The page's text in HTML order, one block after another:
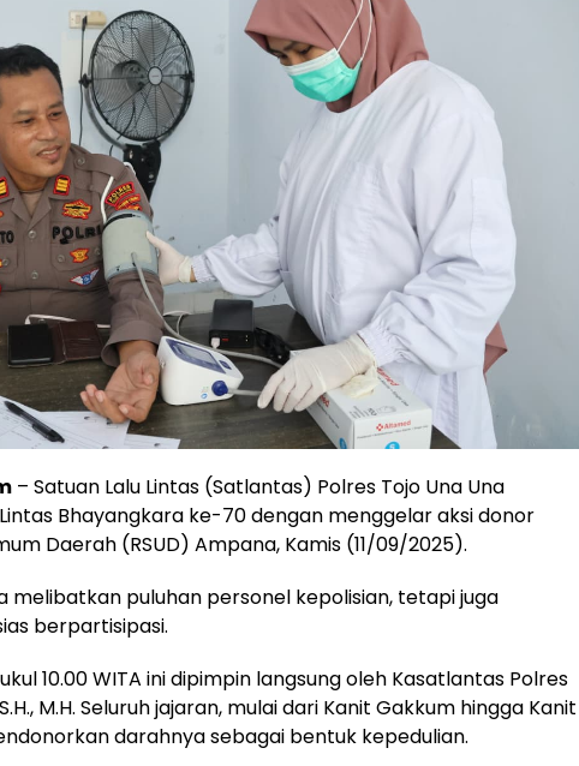
– Satuan Lalu Lintas (Satlantas) Polres Tojo Una Una
Bhayangkara ke-70 dengan menggelar aksi donor
Daerah (RSUD) Ampana, Kamis (11/09/2025).
melibatkan puluhan personel kepolisian, tetapi juga
berpartisipasi.
10.00 WITA ini dipimpin langsung oleh Kasatlantas Polres
M.H. Seluruh jajaran, mulai dari Kanit Gakkum hingga Kanit
darahnya sebagai bentuk kepedulian.